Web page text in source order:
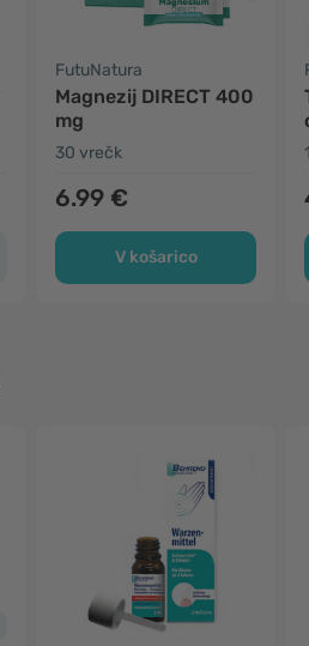
FutuNatura
Magnezij DIRECT 400
mg
30 vrečk
6.99 €
V košarico